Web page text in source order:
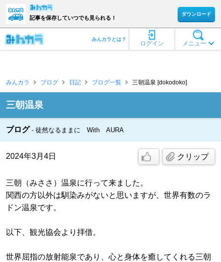
記事を保存していつでも見られる！
ダウンロード
メニュー
ログイン
みんカラとは？
みんカラ ブログ 日記 ブログ一覧 三朝温泉 [dokodoko]
三朝温泉
ブログ 徒然なるままに With AURA
2024年3月4日 クリップ
三朝（みささ）温泉に行って来ました。
関西の方以外は馴染みがないと思いますが、世界有数のラ
ドン温泉です。
以下、観光協会より拝借。
世界屈指の放射能泉であり、心と身体を癒してくれる三朝